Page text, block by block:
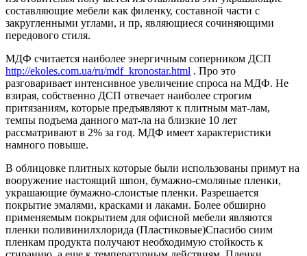
составляющие мебели как филенку, составной части с
закругленными углами, и пр, являющиеся сочиняющими
передового стиля.
МДФ считается наиболее энергичным соперником ДСП
http://ekoles.com.ua/ru/mdf_kronostar.html . Про это
разговаривает интенсивное увеличение спроса на МДФ. Не
взирая, собственно ДСП отвечает наиболее строгим
притязаниям, которые предъявляют к плитным мат-лам,
темпы подъема данного мат-ла на близкие 10 лет
рассматривают в 2% за год. МДФ имеет характеристики
намного повыше.
В облицовке плитных которые были использованы примут на
вооружение настоящий шпон, бумажно-смоляные пленки,
украшающие бумажно-слоистые пленки. Разрешается
покрытие эмалями, красками и лаками. Более обширно
применяемым покрытием для офисной мебели являются
пленки поливинилхлорида (Пластиковые)Спасибо сиим
пленкам продукта получают необходимую стойкость к